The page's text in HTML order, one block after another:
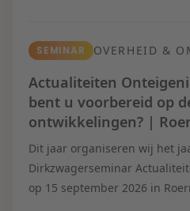
SEMINAR OVERHEID &
Actualiteiten
bent u voorbereid op
ontwikkelingen? |
Dit jaar organiseren wij het
Dirkzwagerseminar
op 15 september 2026 in